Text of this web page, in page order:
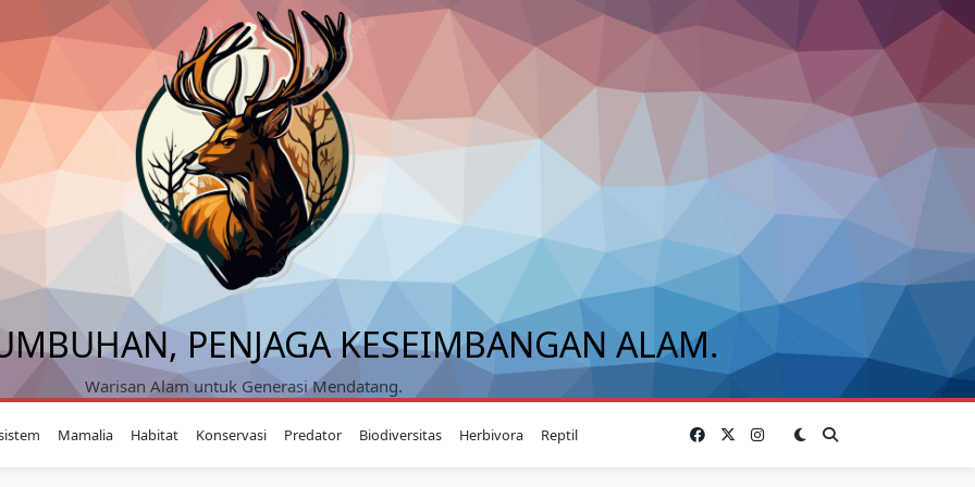
PENJAGA KESEIMBANGAN ALAM.
Warisan Alam untuk Generasi Mendatang.
Mamalia Habitat Konservasi Predator Biodiversitas Herbivora Reptil